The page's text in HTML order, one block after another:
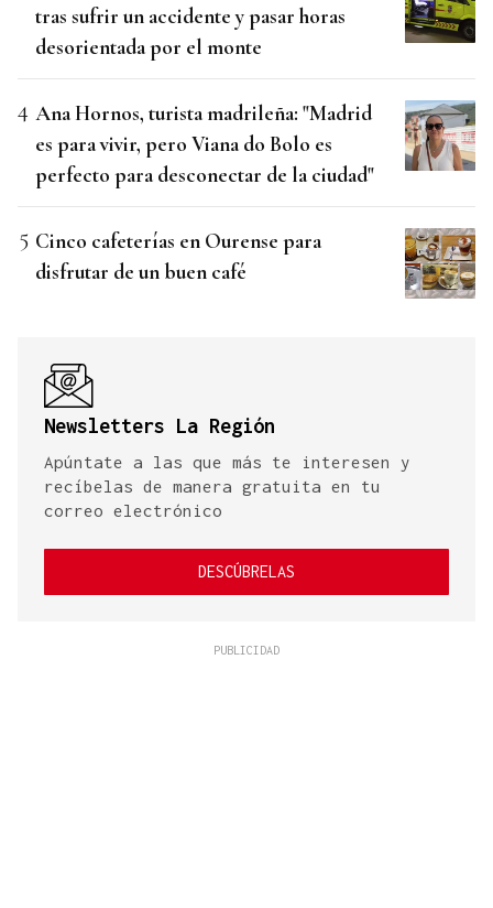
tras sufrir un accidente y pasar horas
desorientada por el monte
Ana Hornos, turista madrileña: "Madrid
es para vivir, pero Viana do Bolo es
perfecto para desconectar de la ciudad"
Cinco cafeterías en Ourense para
disfrutar de un buen café
Newsletters La Región
Apúntate a las que más te interesen y
recíbelas de manera gratuita en tu
correo electrónico
DESCÚBRELAS